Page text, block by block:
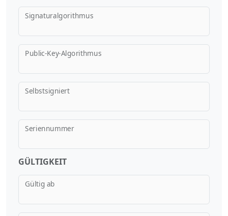
Signaturalgorithmus
Public-Key-Algorithmus
Selbstsigniert
Seriennummer
GÜLTIGKEIT
Gültig ab